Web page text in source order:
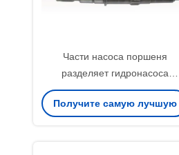
Части насоса поршеня
разделяет гидронасоса
экскаватора замены/Кат215
Кат245
Получите самую лучшую